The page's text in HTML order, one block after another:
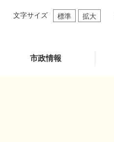
文字サイズ 標準 拡大
市政情報